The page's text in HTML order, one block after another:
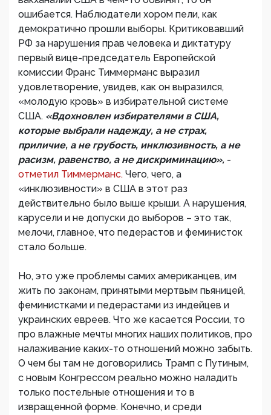
ошибается. Наблюдатели хором пели, как
демократично прошли выборы. Критиковавший
РФ за нарушения прав человека и диктатуру
первый вице-председатель Европейской
комиссии Франс Тиммерманс выразил
удовлетворение, увидев, как он выразился,
«молодую кровь» в избирательной системе
США. «Вдохновлен избирателями в США,
которые выбрали надежду, а не страх,
приличие, а не грубость, инклюзивность, а не
расизм, равенство, а не дискриминацию», -
отметил Тиммерманс. Чего, чего, а
«инклюзивности» в США в этот раз
действительно было выше крыши. А нарушения,
карусели и не допуски до выборов – это так,
мелочи, главное, что педерастов и феминисток
стало больше.
Но, это уже проблемы самих американцев, им
жить по законам, принятыми мертвым пьяницей,
феминистками и педерастами из индейцев и
украинских евреев. Что же касается России, то
про влажные мечты многих наших политиков, про
налаживание каких-то отношений можно забыть.
О чем бы там не договорились Трамп с Путиным,
с новым Конгрессом реально можно наладить
только постельные отношения и то в
извращенной форме. Конечно, и среди